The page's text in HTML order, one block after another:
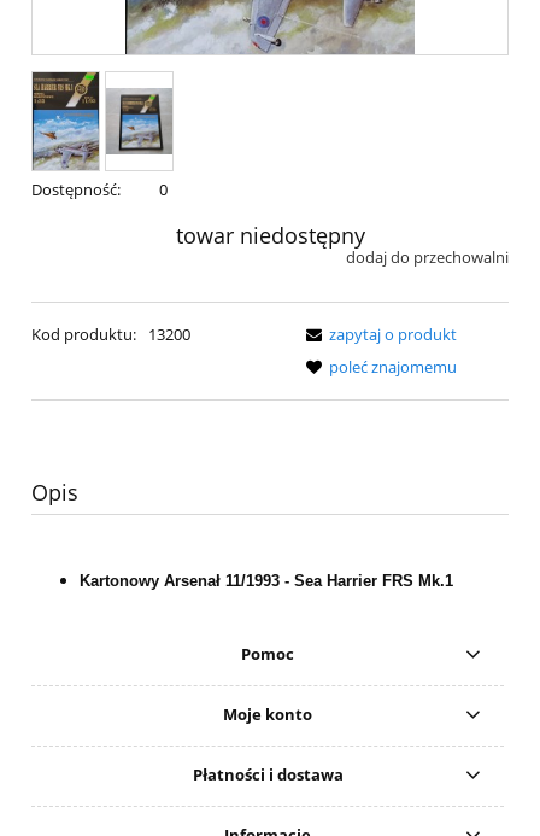
Dostępność: 0
towar niedostępny
dodaj do przechowalni
Kod produktu: 13200
zapytaj o produkt
poleć znajomemu
Opis
Kartonowy Arsenał 11/1993 - Sea Harrier FRS Mk.1
Pomoc
Moje konto
Płatności i dostawa